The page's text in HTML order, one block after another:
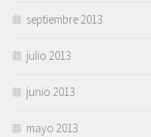
septiembre 2013
julio 2013
junio 2013
mayo 2013